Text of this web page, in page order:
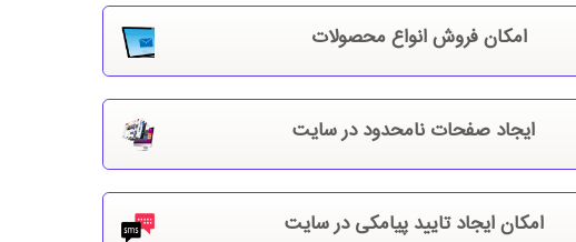
امکان فروش انواع محصولات
ایجاد صفحات نامحدود در سایت
امکان ایجاد تایید پیامکی در سایت